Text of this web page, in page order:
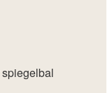
spiegelbal